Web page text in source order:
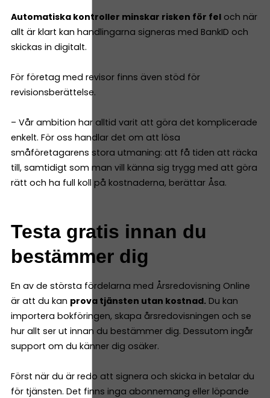
Automatiska kontroller minskar risken för fel och när
allt är klart kan handlingarna signeras med BankID och
skickas in digitalt.
För företag med revisor finns även stöd för
revisionsberättelse.
– Vår ambition har alltid varit att göra det komplicerade
enkelt. För oss handlar det om att lösa
småföretagarens stora utmaning: att få tiden att räcka
till, samtidigt som man vill känna sig trygg med att göra
rätt och ha full koll på kostnaderna, berättar Åsa.
Testa gratis innan du
bestämmer dig
En av de största fördelarna med Årsredovisning Online
är att du kan prova tjänsten utan kostnad. Du kan
importera bokföringen, skapa årsredovisningen och se
hur allt ser ut innan du bestämmer dig. Dessutom ingår
support om du känner dig osäker.
Först när du är redo att signera och skicka in betalar du
för tjänsten. Det finns inga abonnemang eller löpande